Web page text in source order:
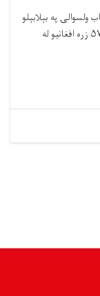
په بېلابېلو
سیمو کې ۱۵۰ سېلاب‌ ځپلې کورنۍ د ۱ میلیون او ۵۷۵ زره افغانیو له